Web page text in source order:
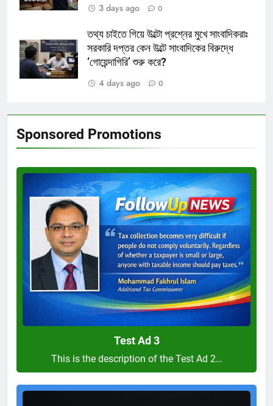
3 days ago
0
তথ্য চাইতে গিয়ে উল্টো প্রশ্নের মুখে সাংবাদিকরাঃ
সরকারি দপ্তর কেন উল্টে সাংবাদিকের বিরুদ্ধে
‘গোয়েন্দাগিরি’ শুরু করে?
4 days ago
0
Sponsored Promotions
Test
Ad
3
Test Ad 3
This is the description of the Test Ad 2…